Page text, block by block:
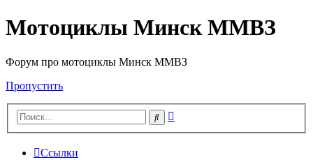
Мотоциклы Минск ММВЗ
Форум про мотоциклы Минск ММВЗ
Пропустить
Поиск
Ссылки